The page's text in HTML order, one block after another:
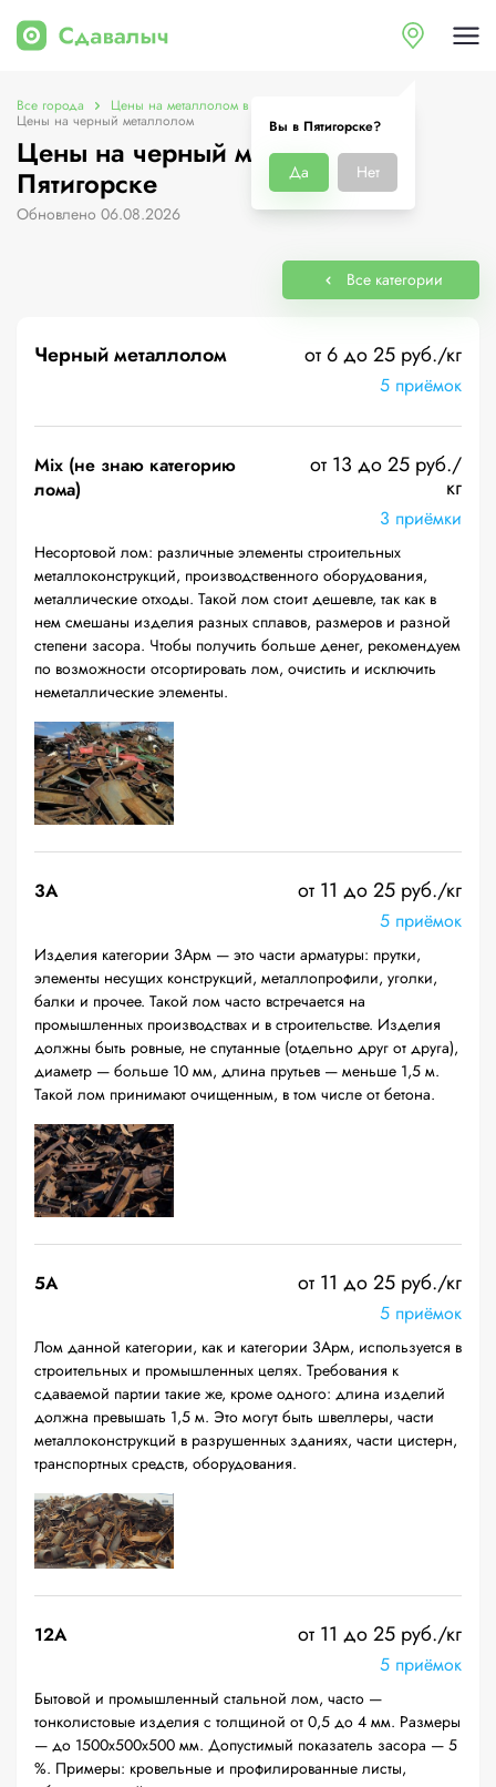
Вы в Пятигорске?
Да Нет
Все города Цены на металлолом в Пятигорске
Цены на черный металлолом
Цены на черный металлолом в
Пятигорске
Обновлено 06.08.2026
Все категории
Черный металлолом от 6 до 25 руб./кг
5 приёмок
Mix (не знаю категорию
лома)
от 13 до 25 руб./
кг
3 приёмки
Несортовой лом: различные элементы строительных
металлоконструкций, производственного оборудования,
металлические отходы. Такой лом стоит дешевле, так как в
нем смешаны изделия разных сплавов, размеров и разной
степени засора. Чтобы получить больше денег, рекомендуем
по возможности отсортировать лом, очистить и исключить
неметаллические элементы.
3А от 11 до 25 руб./кг
5 приёмок
Изделия категории 3Арм — это части арматуры: прутки,
элементы несущих конструкций, металлопрофили, уголки,
балки и прочее. Такой лом часто встречается на
промышленных производствах и в строительстве. Изделия
должны быть ровные, не спутанные (отдельно друг от друга),
диаметр — больше 10 мм, длина прутьев — меньше 1,5 м.
Такой лом принимают очищенным, в том числе от бетона.
5А от 11 до 25 руб./кг
5 приёмок
Лом данной категории, как и категории 3Арм, используется в
строительных и промышленных целях. Требования к
сдаваемой партии такие же, кроме одного: длина изделий
должна превышать 1,5 м. Это могут быть швеллеры, части
металлоконструкций в разрушенных зданиях, части цистерн,
транспортных средств, оборудования.
12A от 11 до 25 руб./кг
5 приёмок
Бытовой и промышленный стальной лом, часто —
тонколистовые изделия с толщиной от 0,5 до 4 мм. Размеры
— до 1500х500х500 мм. Допустимый показатель засора — 5
%. Примеры: кровельные и профилированные листы,